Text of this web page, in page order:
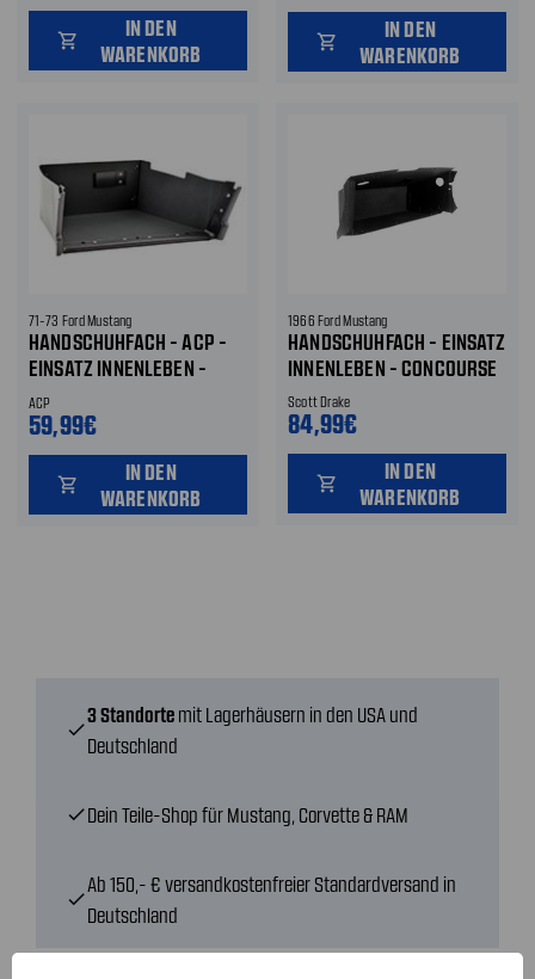
shopping_cart
IN DEN
WARENKORB
shopping_cart
IN DEN
WARENKORB
71-73 Ford Mustang
HANDSCHUHFACH - ACP -
EINSATZ INNENLEBEN -
OHNE KLIMA
ACP
59,99€
shopping_cart
IN DEN
WARENKORB
1966 Ford Mustang
HANDSCHUHFACH - EINSATZ
INNENLEBEN - CONCOURSE
Scott Drake
84,99€
shopping_cart
IN DEN
WARENKORB
check
3 Standorte mit Lagerhäusern in den USA und
Deutschland
checkDein Teile-Shop für Mustang, Corvette & RAM
check
Ab 150,- € versandkostenfreier Standardversand in
Deutschland